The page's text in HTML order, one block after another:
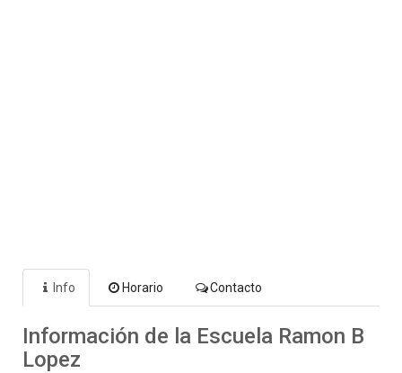
Info Horario Contacto
Información de la Escuela Ramon B
Lopez